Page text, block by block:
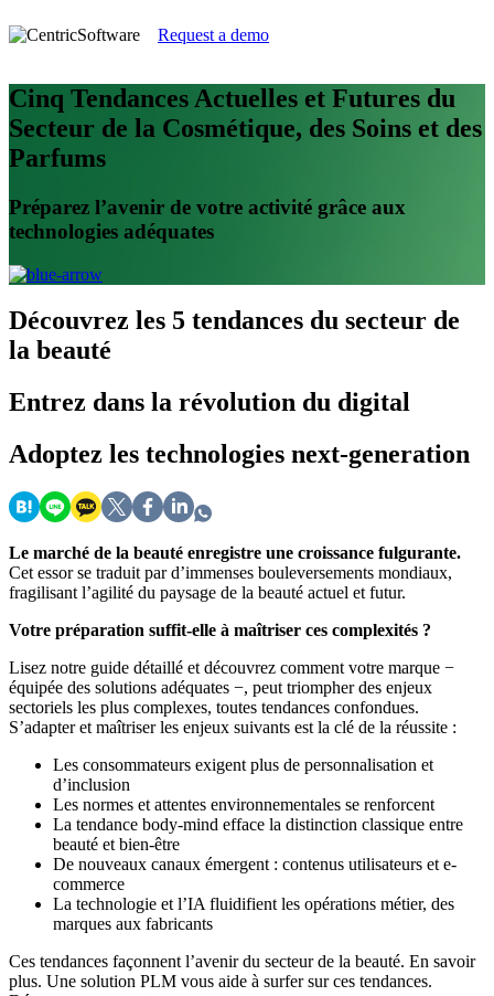
Request a demo
Cinq Tendances Actuelles et Futures du
Secteur de la Cosmétique, des Soins et des
Parfums
Préparez l’avenir de votre activité grâce aux
technologies adéquates
Découvrez les 5 tendances du secteur de
la beauté
Entrez dans la révolution du digital
Adoptez les technologies next-generation
Le marché de la beauté enregistre une croissance fulgurante.
Cet essor se traduit par d’immenses bouleversements mondiaux,
fragilisant l’agilité du paysage de la beauté actuel et futur.
Votre préparation suffit-elle à maîtriser ces complexités ?
Lisez notre guide détaillé et découvrez comment votre marque −
équipée des solutions adéquates −, peut triompher des enjeux
sectoriels les plus complexes, toutes tendances confondues.
S’adapter et maîtriser les enjeux suivants est la clé de la réussite :
Les consommateurs exigent plus de personnalisation et
d’inclusion
Les normes et attentes environnementales se renforcent
La tendance body-mind efface la distinction classique entre
beauté et bien-être
De nouveaux canaux émergent : contenus utilisateurs et e-
commerce
La technologie et l’IA fluidifient les opérations métier, des
marques aux fabricants
Ces tendances façonnent l’avenir du secteur de la beauté. En savoir
plus. Une solution PLM vous aide à surfer sur ces tendances.